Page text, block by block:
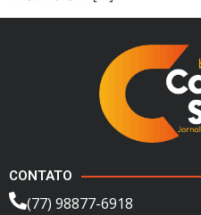
CONTATO
(77) 98877-6918